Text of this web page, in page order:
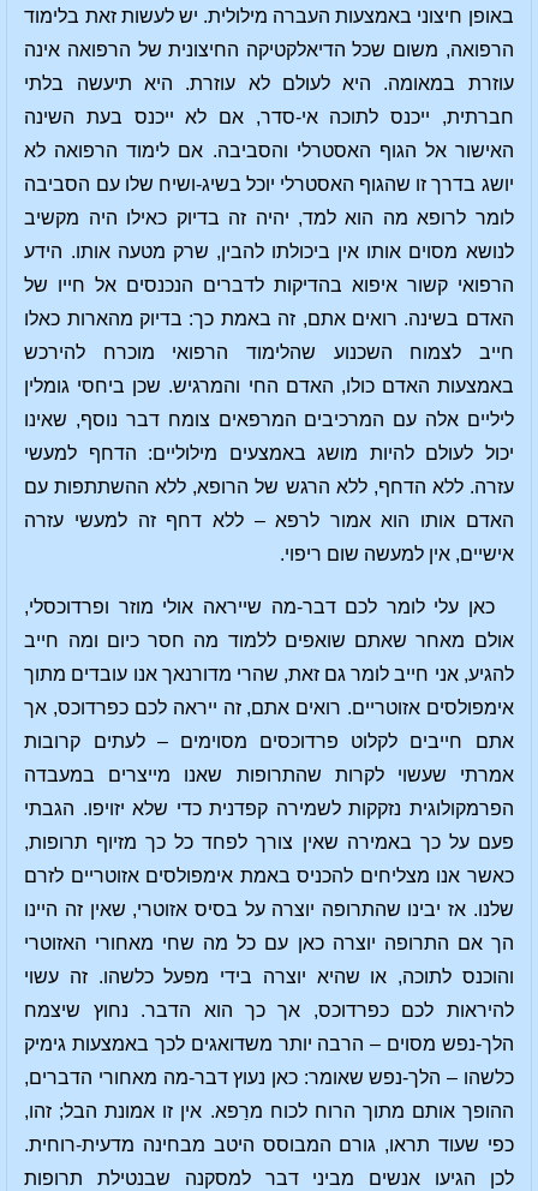
באופן חיצוני באמצעות העברה מילולית. יש לעשות זאת בלימוד
הרפואה, משום שכל הדיאלקטיקה החיצונית של הרפואה אינה
עוזרת במאומה. היא לעולם לא עוזרת. היא תיעשה בלתי
חברתית, ייכנס לתוכה אי-סדר, אם לא ייכנס בעת השינה
האישור אל הגוף האסטרלי והסביבה. אם לימוד הרפואה לא
יושג בדרך זו שהגוף האסטרלי יוכל בשיג-ושיח שלו עם הסביבה
לומר לרופא מה הוא למד, יהיה זה בדיוק כאילו היה מקשיב
לנושא מסוים אותו אין ביכולתו להבין, שרק מטעה אותו. הידע
הרפואי קשור איפוא בהדיקות לדברים הנכנסים אל חייו של
האדם בשינה. רואים אתם, זה באמת כך: בדיוק מהארות כאלו
חייב לצמוח השכנוע שהלימוד הרפואי מוכרח להירכש
באמצעות האדם כולו, האדם החי והמרגיש. שכן ביחסי גומלין
ליליים אלה עם המרכיבים המרפאים צומח דבר נוסף, שאינו
יכול לעולם להיות מושג באמצעים מילוליים: הדחף למעשי
עזרה. ללא הדחף, ללא הרגש של הרופא, ללא ההשתתפות עם
האדם אותו הוא אמור לרפא – ללא דחף זה למעשי עזרה
אישיים, אין למעשה שום ריפוי.
כאן עלי לומר לכם דבר-מה שייראה אולי מוזר ופרדוכסלי,
אולם מאחר שאתם שואפים ללמוד מה חסר כיום ומה חייב
להגיע, אני חייב לומר גם זאת, שהרי מדורנאך אנו עובדים מתוך
אימפולסים אזוטריים. רואים אתם, זה ייראה לכם כפרדוכס, אך
אתם חייבים לקלוט פרדוכסים מסוימים – לעתים קרובות
אמרתי שעשוי לקרות שהתרופות שאנו מייצרים במעבדה
הפרמקולוגית נזקקות לשמירה קפדנית כדי שלא יזויפו. הגבתי
פעם על כך באמירה שאין צורך לפחד כל כך מזיוף תרופות,
כאשר אנו מצליחים להכניס באמת אימפולסים אזוטריים לזרם
שלנו. אז יבינו שהתרופה יוצרה על בסיס אזוטרי, שאין זה היינו
הך אם התרופה יוצרה כאן עם כל מה שחי מאחורי האזוטרי
והוכנס לתוכה, או שהיא יוצרה בידי מפעל כלשהו. זה עשוי
להיראות לכם כפרדוכס, אך כך הוא הדבר. נחוץ שיצמח
הלך-נפש מסוים – הרבה יותר משדואגים לכך באמצעות גימיק
כלשהו – הלך-נפש שאומר: כאן נעוץ דבר-מה מאחורי הדברים,
ההופך אותם מתוך הרוח לכוח מרַפא. אין זו אמונת הבל; זהו,
כפי שעוד תראו, גורם המבוסס היטב מבחינה מדעית-רוחית.
לכן הגיעו אנשים מביני דבר למסקנה שבנטילת תרופות